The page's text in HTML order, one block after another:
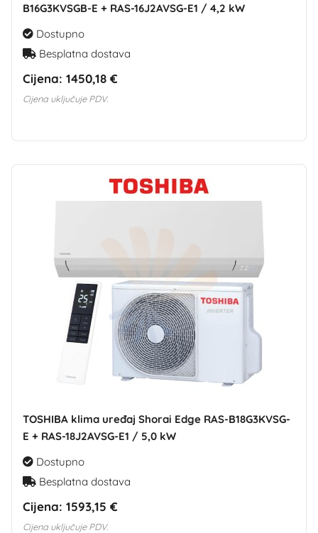
B16G3KVSGB-E + RAS-16J2AVSG-E1 / 4,2 kW
Dostupno
Besplatna dostava
Cijena: 1450,18 €
Cijena uključuje PDV.
TOSHIBA klima uređaj Shorai Edge RAS-B18G3KVSG-
E + RAS-18J2AVSG-E1 / 5,0 kW
Dostupno
Besplatna dostava
Cijena: 1593,15 €
Cijena uključuje PDV.